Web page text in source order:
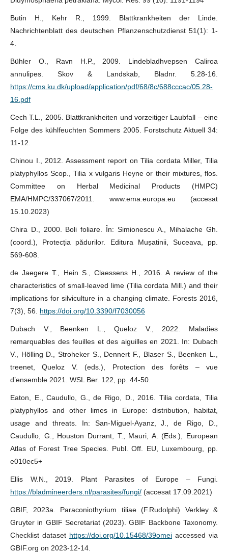
Butin H., Kehr R., 1999. Blattkrankheiten der Linde.
Nachrichtenblatt des deutschen Pflanzenschutzdienst 51(1): 1-
4.
Bühler O., Ravn H.P., 2009. Lindebladhvepsen Caliroa
annulipes. Skov & Landskab, Bladnr. 5.28-16.
https://cms.ku.dk/upload/application/pdf/68/8c/688cccac/05.28-
16.pdf
Cech T.L., 2005. Blattkrankheiten und vorzeitiger Laubfall – eine
Folge des kühlfeuchten Sommers 2005. Forstschutz Aktuell 34:
11-12.
Chinou I., 2012. Assessment report on Tilia cordata Miller, Tilia
platyphyllos Scop., Tilia x vulgaris Heyne or their mixtures, flos.
Committee on Herbal Medicinal Products (HMPC)
EMA/HMPC/337067/2011. www.ema.europa.eu (accesat
15.10.2023)
Chira D., 2000. Boli foliare. În: Simionescu A., Mihalache Gh.
(coord.), Protecția pădurilor. Editura Mușatinii, Suceava, pp.
569-608.
de Jaegere T., Hein S., Claessens H., 2016. A review of the
characteristics of small-leaved lime (Tilia cordata Mill.) and their
implications for silviculture in a changing climate. Forests 2016,
7(3), 56. https://doi.org/10.3390/f7030056
Dubach V., Beenken L., Queloz V., 2022. Maladies
remarquables des feuilles et des aiguilles en 2021. In: Dubach
V., Hölling D., Stroheker S., Dennert F., Blaser S., Beenken L.,
treenet, Queloz V. (eds.), Protection des forêts – vue
d’ensemble 2021. WSL Ber. 122, pp. 44-50.
Eaton, E., Caudullo, G., de Rigo, D., 2016. Tilia cordata, Tilia
platyphyllos and other limes in Europe: distribution, habitat,
usage and threats. In: San-Miguel-Ayanz, J., de Rigo, D.,
Caudullo, G., Houston Durrant, T., Mauri, A. (Eds.), European
Atlas of Forest Tree Species. Publ. Off. EU, Luxembourg, pp.
e010ec5+
Ellis W.N., 2019. Plant Parasites of Europe – Fungi.
https://bladmineerders.nl/parasites/fungi/ (accesat 17.09.2021)
GBIF, 2023a. Paraconiothyrium tiliae (F.Rudolphi) Verkley &
Gruyter in GBIF Secretariat (2023). GBIF Backbone Taxonomy.
Checklist dataset https://doi.org/10.15468/39omei accessed via
GBIF.org on 2023-12-14.